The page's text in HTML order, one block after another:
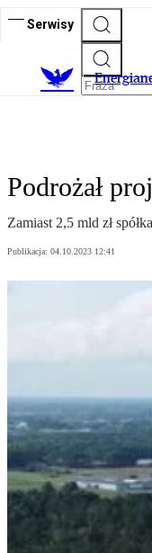
Serwisy
E
Podrożał
Zamiast 2,5 mld zł
Publikacja: 04.10.2023 12:41